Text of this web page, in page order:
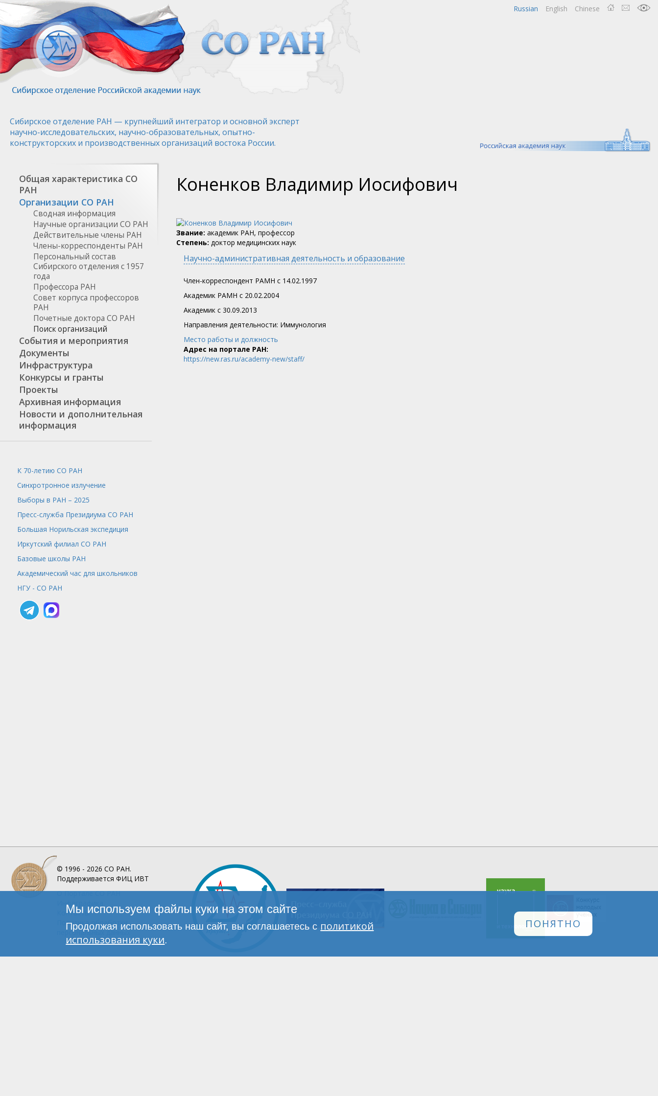
Перейти
основному
содержанию
Chinese
English
Russian
Сибирское отделение РАН — крупнейший интегратор и основной эксперт
научно-исследовательских, научно-образовательных, опытно-
конструкторских и производственных организаций востока России.
Общая характеристика СО
РАН
Организации СО РАН
Сводная информация
Научные организации СО РАН
Действительные члены РАН
Члены-корреспонденты РАН
Персональный состав
Сибирского отделения с 1957
года
Профессора РАН
Совет корпуса профессоров
РАН
Почетные доктора СО РАН
Поиск организаций
События и мероприятия
Документы
Инфраструктура
Конкурсы и гранты
Проекты
Архивная информация
Новости и дополнительная
информация
К 70-летию СО РАН
Синхротронное излучение
Выборы в РАН – 2025
Пресс-служба Президиума СО РАН
Большая Норильская экспедиция
Иркутский филиал СО РАН
Базовые школы РАН
Академический час для школьников
НГУ - СО РАН
Коненков Владимир Иосифович
Звание: академик РАН, профессор
Степень: доктор медицинских наук
Научно-административная деятельность и образование
Член-корреспондент РАМН с 14.02.1997
Академик РАМН с 20.02.2004
Академик c 30.09.2013
Направления деятельности: Иммунология
Место работы и должность
Адрес на портале РАН:
https://new.ras.ru/academy-new/staff/
© 1996 - 2026 СО РАН.
Поддерживается ФИЦ ИВТ
О ПорталеСО РАН
Инфографика
Контакты
Политика обработки
персональных данных
Мы используем файлы куки на этом сайте
Продолжая использовать наш сайт, вы соглашаетесь с политикой
использования куки.
ПОНЯТНО